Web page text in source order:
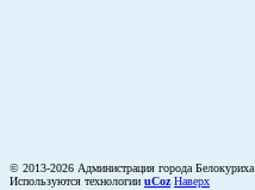
© 2013-2026 Администрация города Белокуриха
Используются технологии uCoz Наверх